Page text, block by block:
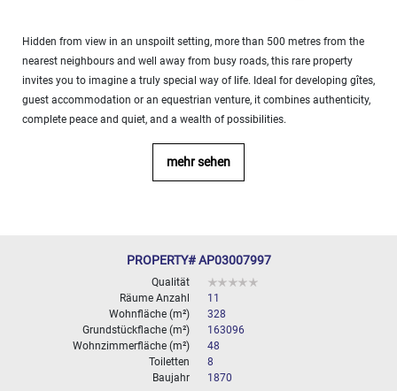
000
- 10
M2
10
Hidden from view in an unspoilt setting, more than 500 metres from the
nearest neighbours and well away from busy roads, this rare property
invites you to imagine a truly special way of life. Ideal for developing gîtes,
guest accommodation or an equestrian venture, it combines authenticity,
complete peace and quiet, and a wealth of possibilities.
mehr sehen
PROPERTY# AP03007997
Qualität
Räume Anzahl
11
Wohnfläche (m²)
328
Grundstückflache (m²)
163096
Wohnzimmerfläche (m²)
48
Toiletten
8
Baujahr
1870